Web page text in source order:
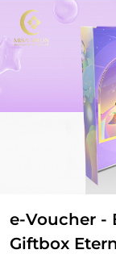
e-Voucher -
Giftbox